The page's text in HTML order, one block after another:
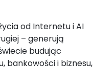
od Internetu i AI
– generują
budując
bankowości i biznesu,